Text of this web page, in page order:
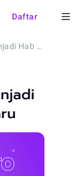
Daftar
Hong Kong Boleh Menjadi Hab Kripto Asia Baharu